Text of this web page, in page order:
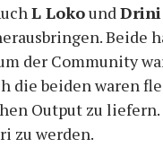
L Lokound Drini
Beide
der Community
die beiden waren
Output zu
zu werden.